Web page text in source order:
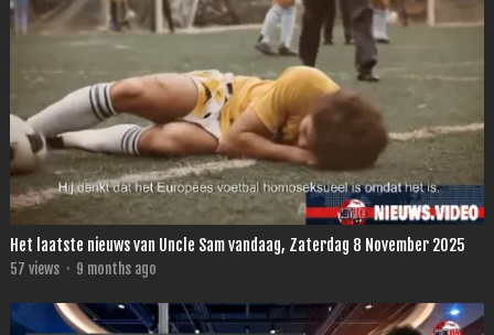
Het laatste nieuws van Uncle Sam vandaag, Zaterdag 8 November 2025
57 views · 9 months ago